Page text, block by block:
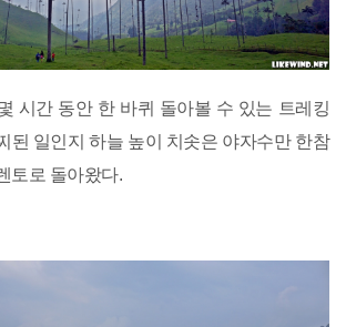
시간 동안 한 바퀴 돌아볼 수 있는 트레킹
된 일인지 하늘 높이 치솟은 야자수만 한참
토로 돌아왔다.